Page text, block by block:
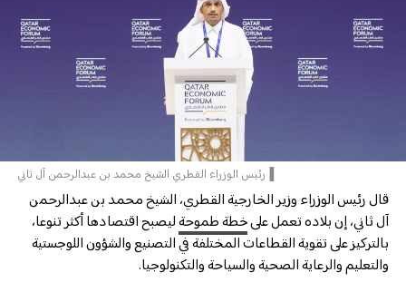
▐رئيس الوزراء القطري الشيخ محمد بن عبدالرحمن آل ثاني
قال رئيس الوزراء وزير الخارجية القطري، الشيخ محمد بن عبدالرحمن
آل ثاني، إن بلاده تعمل علىخطة طموحةليصبح اقتصادها أكثر تنوعا،
بالتركيز على تقوية القطاعات المختلفة في التصنيع والشؤون اللوجستية
والتعليم والرعاية الصحية والسياحة والتكنولوجيا.